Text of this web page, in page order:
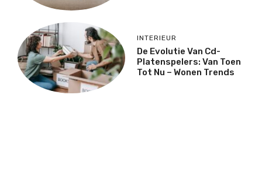
INTERIEUR
De Evolutie Van Cd-
Platenspelers: Van Toen
Tot Nu – Wonen Trends